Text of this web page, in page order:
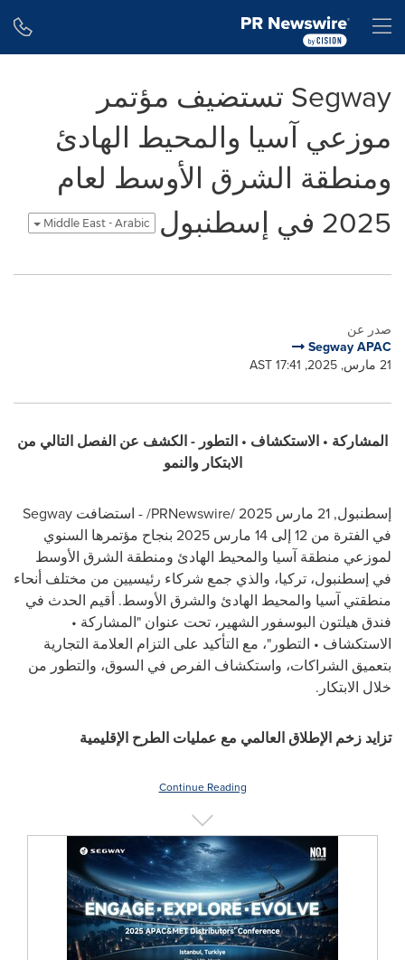
Segway تستضيف مؤتمر
موزعي آسيا والمحيط الهادئ
ومنطقة الشرق الأوسط لعام
2025 في إسطنبول
Middle East - Arabic
صدر عن
Segway APAC
21 مارس, 2025, 17:41 AST
المشاركة • الاستكشاف • التطور - الكشف عن الفصل التالي من
الابتكار والنمو
إسطنبول, 21 مارس 2025
/PRNewswire/ - استضافت Segway
في الفترة من 12 إلى 14 مارس 2025 بنجاح مؤتمرها السنوي
لموزعي منطقة آسيا والمحيط الهادئ ومنطقة الشرق الأوسط
في إسطنبول، تركيا، والذي جمع شركاء رئيسيين من مختلف أنحاء
منطقتي آسيا والمحيط الهادئ والشرق الأوسط. أقيم الحدث في
فندق هيلتون البوسفور الشهير، تحت عنوان "المشاركة •
الاستكشاف • التطور"، مع التأكيد على التزام العلامة التجارية
بتعميق الشراكات، واستكشاف الفرص في السوق، والتطور من
خلال الابتكار.
تزايد زخم الإطلاق العالمي مع عمليات الطرح الإقليمية
Continue Reading